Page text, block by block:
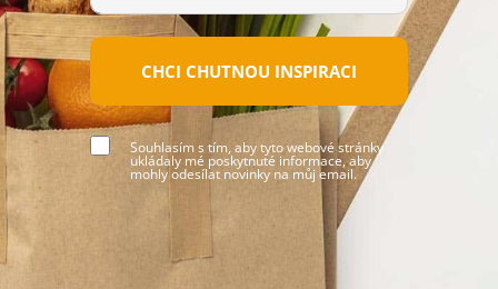
CHCI CHUTNOU INSPIRACI
Souhlasím s tím, aby tyto webové stránky
ukládaly mé poskytnuté informace, aby
mohly odesílat novinky na můj email.